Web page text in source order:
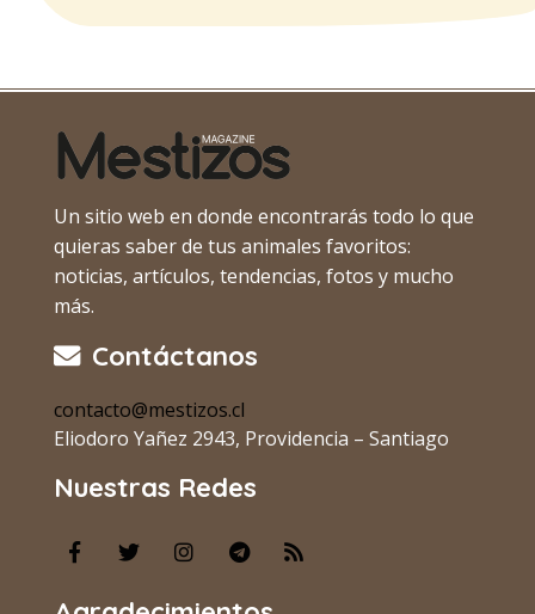
Un sitio web en donde encontrarás todo lo que
quieras saber de tus animales favoritos:
noticias, artículos, tendencias, fotos y mucho
más.
Contáctanos
contacto@mestizos.cl
Eliodoro Yañez 2943, Providencia – Santiago
Nuestras Redes